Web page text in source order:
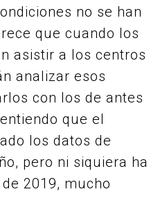
no se han
que cuando los
asistir a los centros
analizar esos
con los de antes
que el
los datos de
pero ni siquiera ha
2019, mucho